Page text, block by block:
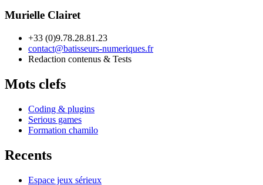
Murielle Clairet
+33 (0)9.78.28.81.23
contact@batisseurs-numeriques.fr
Redaction contenus & Tests
Mots clefs
Coding & plugins
Serious games
Formation chamilo
Recents
Espace jeux sérieux